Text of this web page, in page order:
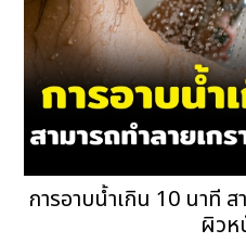
การอาบน้ำเกิน 10 นาที ส
ผิวห